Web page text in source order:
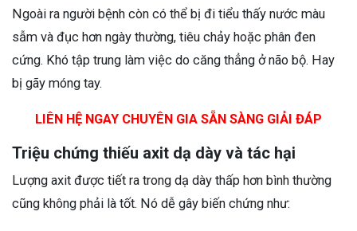
Ngoài ra người bệnh còn có thể bị đi tiểu thấy nước màu
sẫm và đục hơn ngày thường, tiêu chảy hoặc phân đen
cứng. Khó tập trung làm việc do căng thẳng ở não bộ. Hay
bị gãy móng tay.
LIÊN HỆ NGAY CHUYÊN GIA SẴN SÀNG GIẢI ĐÁP
Triệu chứng thiếu axit dạ dày và tác hại
Lượng axit được tiết ra trong dạ dày thấp hơn bình thường
cũng không phải là tốt. Nó dễ gây biến chứng như: